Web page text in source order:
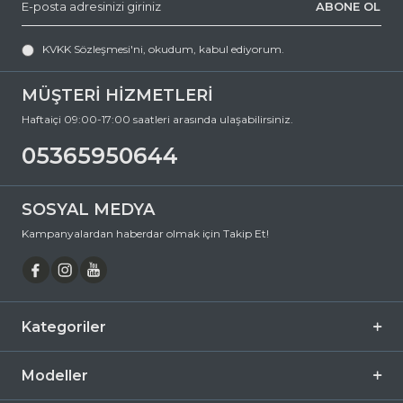
destek@ozkanoptik.com
e-posta adresimize yazabilirsiniz.
mükemmel bir aksesuardır. Bu fırsatı kaçırmayın ve hemen
sepetinize ekleyin. Siparişiniz en kısa sürede kapınıza gelsin. Keyifli
alışverişler dileriz.
Ürün Açıklaması
Çerçeve Rengi
Çerçeve Materyali Asetat
Cam Rengi
Degrade Hayır
Polarize
MÜŞTERİ HİZMETLERİ
Haftaiçi 09:00-17:00 saatleri arasında ulaşabilirsiniz.
05365950644
ABONE OL
KVKK Sözleşmesi'ni, okudum, kabul ediyorum.
SOSYAL MEDYA
Kampanyalardan haberdar olmak için Takip Et!
Kategoriler
Modeller